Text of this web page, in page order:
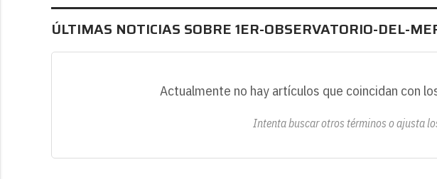
ÚLTIMAS NOTICIAS SOBRE 1ER-OBSERVATORIO-DEL-
Actualmente no hay artículos que coincidan con
Intenta buscar otros términos o ajusta